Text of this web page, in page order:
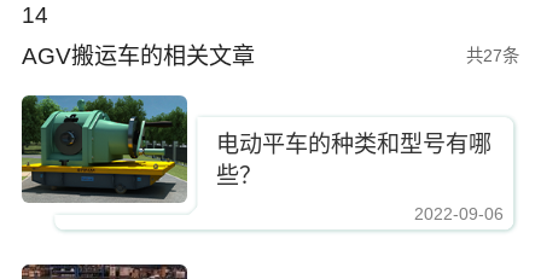
14
AGV搬运车的相关文章
共27条
电动平车的种类和型号有哪
些？
2022-09-06